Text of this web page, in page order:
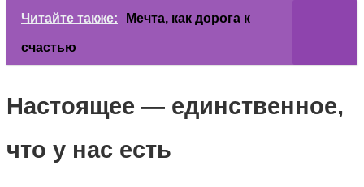
Читайте также: Мечта, как дорога к
счастью
Настоящее — единственное,
что у нас есть